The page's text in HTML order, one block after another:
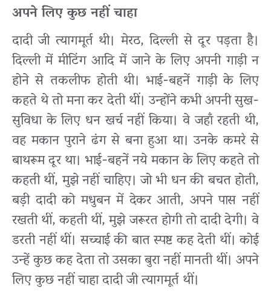
अपने लिए कुछ नहीं चाहा
दादी जी त्यागमूर्त थी। मेरठ, दिल्ली से दूर पड़ता है।
दिल्ली में मीटिंग आदि में जाने के लिए अपनी गाड़ी न
होने से तकलीफ होती थी। भाई-बहनें गाड़ी के लिए
कहते थे तो मना कर देती थीं। उन्होंने कभी अपनी सुख-
सुविधा के लिए धन खर्च नहीं किया। वे जहाँ रहती थी,
वह मकान पुराने ढंग से बना हुआ था। उनके कमरे से
बाथरूम दूर था। भाई-बहनें नये मकान के लिए कहते तो
कहती थीं, मुझे नहीं चाहिए। जो भी धन की बचत होती,
बड़ी दादी को मधुबन में देकर आती, अपने पास नहीं
रखती थीं, कहती थीं, मुझे जरूरत होगी तो दादी देगी। वे
डरती नहीं थीं। सच्चाई की बात स्पष्ट कह देती थीं। कोई
उन्हें कुछ कह देता तो उसका बुरा नहीं मानती थीं। अपने
लिए कुछ नहीं चाहा दादी जी त्यागमूर्त थीं।